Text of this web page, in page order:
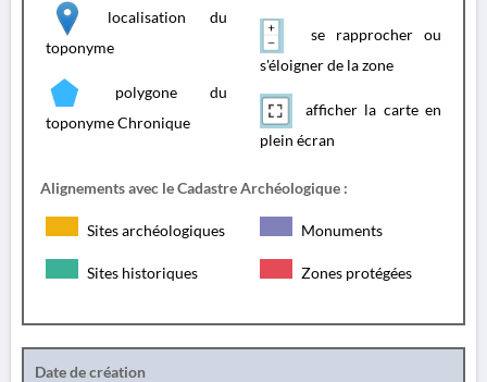
localisation du
toponyme
polygone du
toponyme Chronique
se rapprocher ou
s'éloigner de la zone
afficher la carte en
plein écran
Alignements avec le Cadastre Archéologique :
Sites archéologiques Monuments
Sites historiques Zones protégées
Date de création